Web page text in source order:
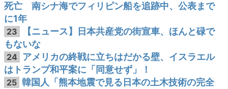
死亡 南シナ海でフィリピン船を追跡中、公表まで
に1年
23
【ニュース】日本共産党の街宣車、ほんと碌で
もないな
24 アメリカの終戦に立ちはだかる壁、イスラエル
はトランプ和平案に「同意せず」！
25 韓国人「熊本地震で見る日本の土木技術の完全